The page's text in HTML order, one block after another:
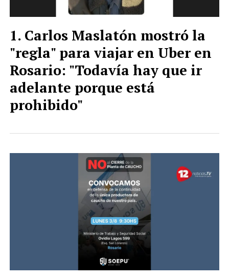
Carlos Maslatón mostró la
"regla" para viajar en Uber en
Rosario: "Todavía hay que ir
adelante porque está
prohibido"